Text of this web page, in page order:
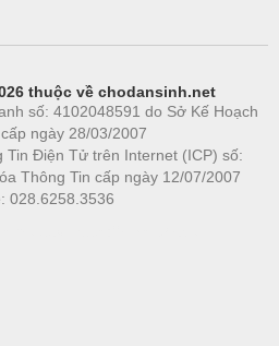
thuộc về chodansinh.net
số: 4102048591 do Sở Kế Hoạch
ngày 28/03/2007
Tin Điện Tử trên Internet (ICP) số:
Thông Tin cấp ngày 12/07/2007
028.6258.3536